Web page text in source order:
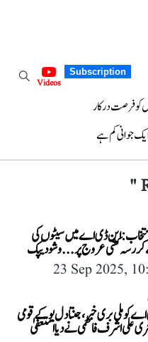
Subscription
Videos
کو فرصت درکار
جوانی کم ہے
"
انتخاب: این ڈی اے میں سیٹوں کی
کر رسہ کشی عروج پر... وشودیپک
23 Sep 2025,
کو ملی بری خبر، جنتا دل یو کے قومی
علی اشرف فاطمی نے دیا استعفیٰ